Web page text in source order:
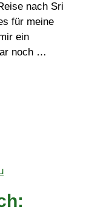
nach Sri
für meine
ein
noch …